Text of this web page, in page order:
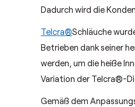
Dadurch wird die
Telcra®Schläuche
Betrieben dank seiner
werden, um die heiße
Variation der Telcra®-
Gemäß dem